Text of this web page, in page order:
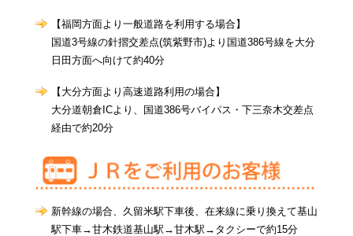
【福岡方面より一般道路を利用する場合】
国道3号線の針摺交差点(筑紫野市)より国道386号線を大分
日田方面へ向けて約40分
【大分方面より高速道路利用の場合】
大分道朝倉ICより、国道386号バイパス・下三奈木交差点
経由で約20分
新幹線の場合、久留米駅下車後、在来線に乗り換えて基山
駅下車→甘木鉄道基山駅→甘木駅→タクシーで約15分